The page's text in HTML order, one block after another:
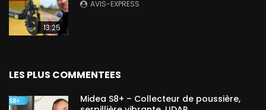
13:25
AVIS-EXPRESS
LES PLUS COMMENTEES
Midea S8+ – Collecteur de poussière,